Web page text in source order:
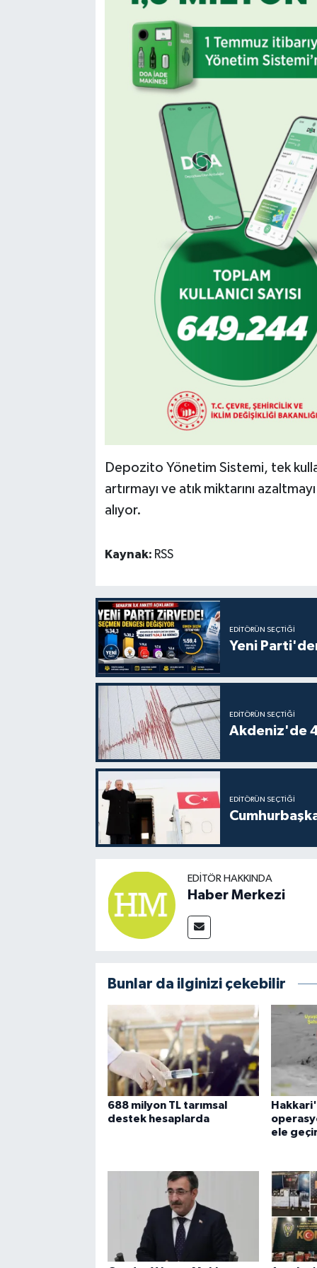
Depozito Yönetim Sistemi, tek
artırmayı ve atık miktarını
alıyor.
Kaynak: RSS
EDITÖRÜN SEÇTIĞI
Yeni
EDITÖRÜN SEÇTIĞI
Akdeniz'de
EDITÖRÜN SEÇTIĞI
EDITÖR HAKKINDA
Haber Merkezi
Bunlar da ilginizi çekebilir
688 milyon TL tarımsal
destek hesaplarda
ele